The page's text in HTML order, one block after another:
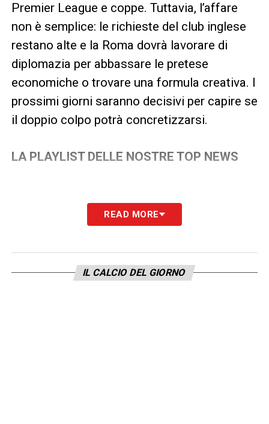
Premier League e coppe. Tuttavia, l’affare
non è semplice: le richieste del club inglese
restano alte e la Roma dovrà lavorare di
diplomazia per abbassare le pretese
economiche o trovare una formula creativa. I
prossimi giorni saranno decisivi per capire se
il doppio colpo potrà concretizzarsi.
LA PLAYLIST DELLE NOSTRE TOP NEWS
READ MORE
IL CALCIO DEL GIORNO